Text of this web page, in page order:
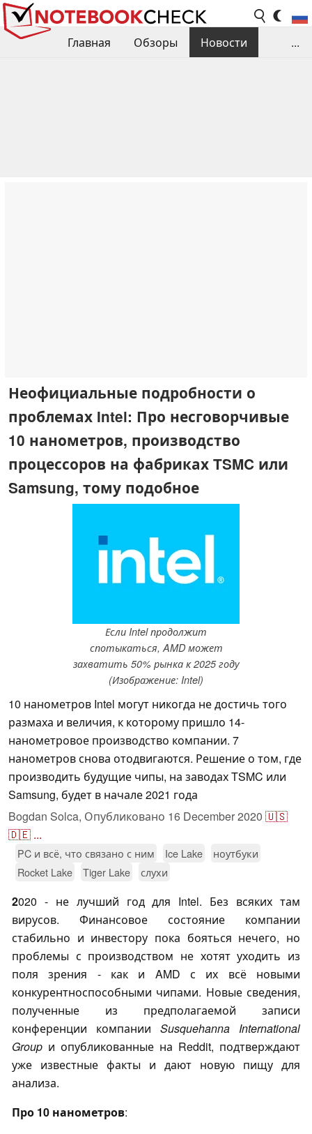
Главная Обзоры
Новости
...
Неофициальные подробности о
проблемах Intel: Про несговорчивые
10 нанометров, производство
процессоров на фабриках TSMC или
Samsung, тому подобное
Если Intel продолжит
спотыкаться, AMD может
захватить 50% рынка к 2025 году
(Изображение: Intel)
10 нанометров Intel могут никогда не достичь того
размаха и величия, к которому пришло 14-
нанометровое производство компании. 7
нанометров снова отодвигаются. Решение о том, где
производить будущие чипы, на заводах TSMC или
Samsung, будет в начале 2021 года
Bogdan Solca, Опубликовано 16 December 2020 🇺🇸
🇩🇪 ...
PC и всё, что связано с ним Ice Lake
ноутбуки
Rocket Lake
Tiger Lake слухи
2020 - не лучший год для Intel. Без всяких там
вирусов. Финансовое состояние компании
стабильно и инвестору пока бояться нечего, но
проблемы с производством не хотят уходить из
поля зрения - как и AMD с их всё новыми
конкурентноспособными чипами. Новые сведения,
полученные из предполагаемой записи
конференции компании Susquehanna International
Group и опубликованные на Reddit, подтверждают
уже известные факты и дают новую пищу для
анализа.
Про 10 нанометров: